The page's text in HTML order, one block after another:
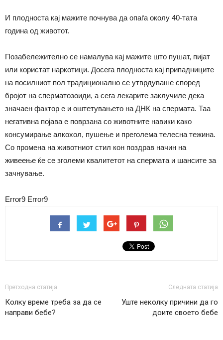
И плодноста кај мажите почнува да опаѓа околу 40-тата
година од животот.
Позабележително се намалува кај мажите што пушат, пијат
или користат наркотици. Досега плодноста кај припадниците
на посилниот пол традиционално се утврдуваше според
бројот на сперматозоиди, а сега лекарите заклучиле дека
значаен фактор е и оштетувањето на ДНК на спермата. Таа
негативна појава е поврзана со животните навики како
консумирање алкохол, пушење и преголема телесна тежина.
Со промена на животниот стил кон поздрав начин на
живеење ќе се зголеми квалитетот на спермата и шансите за
зачнување.
Error9 Error9
Претходна статија
Колку време треба за да се
направи бебе?
Следната статија
Уште неколку причини да го
доите своето бебе